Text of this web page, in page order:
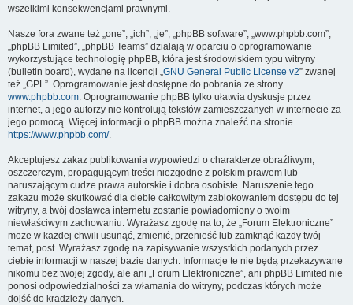
wszelkimi konsekwencjami prawnymi.
Nasze fora zwane też „one”, „ich”, „je”, „phpBB software”, „www.phpbb.com”,
„phpBB Limited”, „phpBB Teams” działają w oparciu o oprogramowanie
wykorzystujące technologię phpBB, która jest środowiskiem typu witryny
(bulletin board), wydane na licencji „GNU General Public License v2” zwanej
też „GPL”. Oprogramowanie jest dostępne do pobrania ze strony
www.phpbb.com. Oprogramowanie phpBB tylko ułatwia dyskusje przez
internet, a jego autorzy nie kontrolują tekstów zamieszczanych w internecie za
jego pomocą. Więcej informacji o phpBB można znaleźć na stronie
https://www.phpbb.com/.
Akceptujesz zakaz publikowania wypowiedzi o charakterze obraźliwym,
oszczerczym, propagującym treści niezgodne z polskim prawem lub
naruszającym cudze prawa autorskie i dobra osobiste. Naruszenie tego
zakazu może skutkować dla ciebie całkowitym zablokowaniem dostępu do tej
witryny, a twój dostawca internetu zostanie powiadomiony o twoim
niewłaściwym zachowaniu. Wyrażasz zgodę na to, że „Forum Elektroniczne”
może w każdej chwili usunąć, zmienić, przenieść lub zamknąć każdy twój
temat, post. Wyrażasz zgodę na zapisywanie wszystkich podanych przez
ciebie informacji w naszej bazie danych. Informacje te nie będą przekazywane
nikomu bez twojej zgody, ale ani „Forum Elektroniczne”, ani phpBB Limited nie
ponosi odpowiedzialności za włamania do witryny, podczas których może
dojść do kradzieży danych.